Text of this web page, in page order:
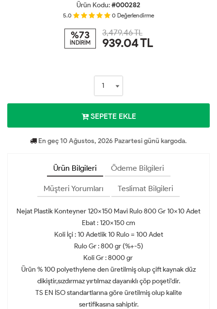
Ürün Kodu:#000282
5.0 0 Değerlendirme
%73
İNDİRİM
3,479.46 TL
939.04TL
SEPETE EKLE
En geç 10 Ağustos, 2026 Pazartesi günü kargoda.
Ürün Bilgileri Ödeme Bilgileri
Müşteri Yorumları Teslimat Bilgileri
Nejat Plastik Konteyner 120x150 Mavi Rulo 800 Gr 10x10 Adet
Ebat : 120x150 cm
Koli İçi : 10 Adetlik 10 Rulo = 100 Adet
Rulo Gr : 800 gr (%+-5)
Koli Gr : 8000 gr
Ürün % 100 polyethylene den üretilmiş olup çift kaynak düz
dikiştir,sızdırmaz yırtılmaz dayanıklı çöp poşeti'dir.
TS EN İSO standartlarına göre üretilmiş olup kalite
sertifikasına sahiptir.